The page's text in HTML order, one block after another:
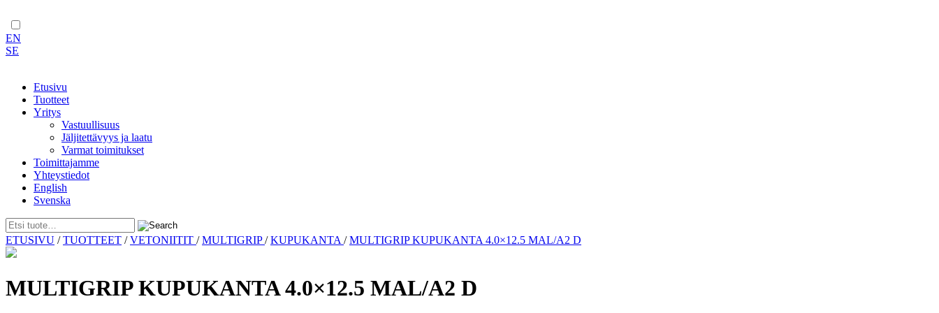
EN
SE
Etusivu
Tuotteet
Yritys
Vastuullisuus
Jäljitettävyys ja laatu
Varmat toimitukset
Toimittajamme
Yhteystiedot
English
Svenska
Skip
to
ETUSIVU /TUOTTEET /VETONIITIT /MULTIGRIP/KUPUKANTA /MULTIGRIP KUPUKANTA 4.0×12.5 MAL/A2 D
MULTIGRIP KUPUKANTA 4.0×12.5 MAL/A2 D